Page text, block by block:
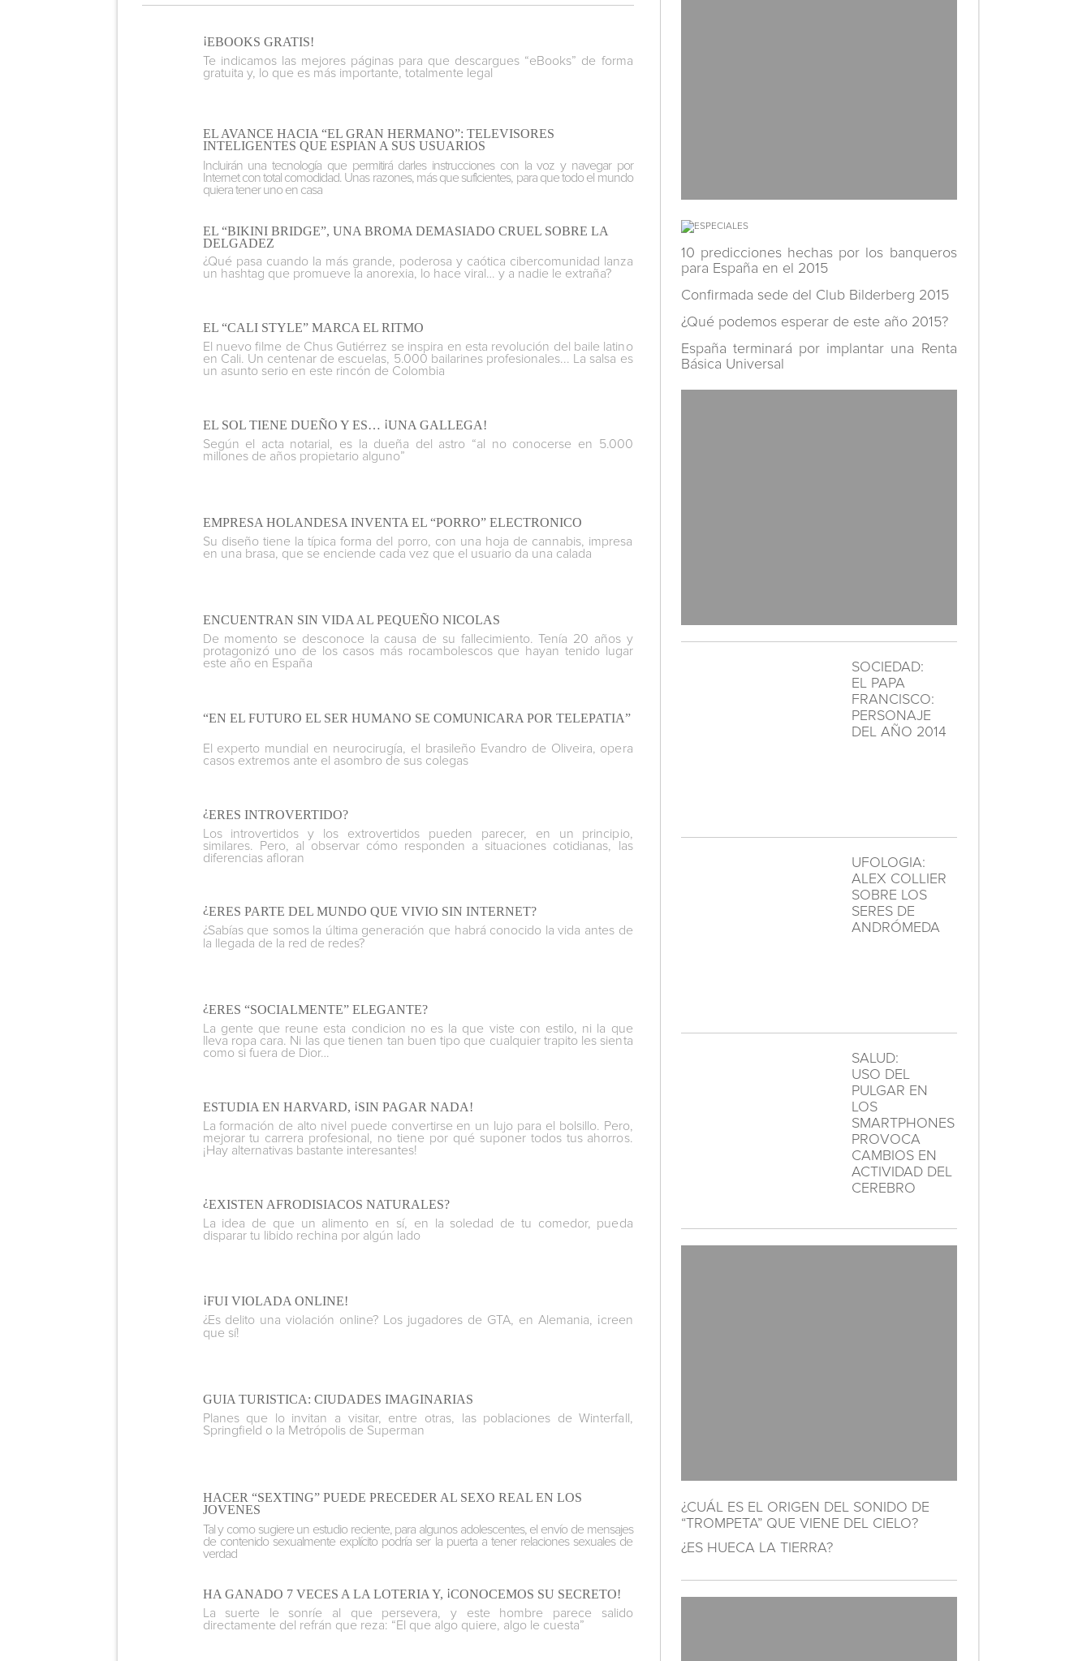
¡EBOOKS GRATIS!
Te indicamos las mejores páginas para que descargues “eBooks” de forma
gratuita y, lo que es más importante, totalmente legal
EL AVANCE HACIA “EL GRAN HERMANO”: TELEVISORES
INTELIGENTES QUE ESPIAN A SUS USUARIOS
Incluirán una tecnología que permitirá darles instrucciones con la voz y navegar por
Internet con total comodidad. Unas razones, más que suficientes, para que todo el mundo
quiera tener uno en casa
EL “BIKINI BRIDGE”, UNA BROMA DEMASIADO CRUEL SOBRE LA
DELGADEZ
¿Qué pasa cuando la más grande, poderosa y caótica cibercomunidad lanza
un hashtag que promueve la anorexia, lo hace viral… y a nadie le extraña?
EL “CALI STYLE” MARCA EL RITMO
El nuevo filme de Chus Gutiérrez se inspira en esta revolución del baile latino
en Cali. Un centenar de escuelas, 5.000 bailarines profesionales... La salsa es
un asunto serio en este rincón de Colombia
EL SOL TIENE DUEÑO Y ES… ¡UNA GALLEGA!
Según el acta notarial, es la dueña del astro “al no conocerse en 5.000
millones de años propietario alguno”
EMPRESA HOLANDESA INVENTA EL “PORRO” ELECTRONICO
Su diseño tiene la típica forma del porro, con una hoja de cannabis, impresa
en una brasa, que se enciende cada vez que el usuario da una calada
ENCUENTRAN SIN VIDA AL PEQUEÑO NICOLAS
De momento se desconoce la causa de su fallecimiento. Tenía 20 años y
protagonizó uno de los casos más rocambolescos que hayan tenido lugar
este año en España
“EN EL FUTURO EL SER HUMANO SE COMUNICARA POR TELEPATIA”
El experto mundial en neurocirugía, el brasileño Evandro de Oliveira, opera
casos extremos ante el asombro de sus colegas
¿ERES INTROVERTIDO?
Los introvertidos y los extrovertidos pueden parecer, en un principio,
similares. Pero, al observar cómo responden a situaciones cotidianas, las
diferencias afloran
¿ERES PARTE DEL MUNDO QUE VIVIO SIN INTERNET?
¿Sabías que somos la última generación que habrá conocido la vida antes de
la llegada de la red de redes?
¿ERES “SOCIALMENTE” ELEGANTE?
La gente que reune esta condicion no es la que viste con estilo, ni la que
lleva ropa cara. Ni las que tienen tan buen tipo que cualquier trapito les sienta
como si fuera de Dior…
ESTUDIA EN HARVARD, ¡SIN PAGAR NADA!
La formación de alto nivel puede convertirse en un lujo para el bolsillo. Pero,
mejorar tu carrera profesional, no tiene por qué suponer todos tus ahorros.
¡Hay alternativas bastante interesantes!
¿EXISTEN AFRODISIACOS NATURALES?
La idea de que un alimento en sí, en la soledad de tu comedor, pueda
disparar tu libido rechina por algún lado
¡FUI VIOLADA ONLINE!
¿Es delito una violación online? Los jugadores de GTA, en Alemania, ¡creen
que sí!
GUIA TURISTICA: CIUDADES IMAGINARIAS
Planes que lo invitan a visitar, entre otras, las poblaciones de Winterfall,
Springfield o la Metrópolis de Superman
HACER “SEXTING” PUEDE PRECEDER AL SEXO REAL EN LOS
JOVENES
Tal y como sugiere un estudio reciente, para algunos adolescentes, el envío de mensajes
de contenido sexualmente explícito podría ser la puerta a tener relaciones sexuales de
verdad
HA GANADO 7 VECES A LA LOTERIA Y, ¡CONOCEMOS SU SECRETO!
La suerte le sonríe al que persevera, y este hombre parece salido
directamente del refrán que reza: “El que algo quiere, algo le cuesta”
10 predicciones hechas por los banqueros
para España en el 2015
Confirmada sede del Club Bilderberg 2015
¿Qué podemos esperar de este año 2015?
España terminará por implantar una Renta
Básica Universal
SOCIEDAD:
EL PAPA
FRANCISCO:
PERSONAJE
DEL AÑO 2014
UFOLOGIA:
ALEX COLLIER
SOBRE LOS
SERES DE
ANDRÓMEDA
SALUD:
USO DEL
PULGAR EN
LOS
SMARTPHONES
PROVOCA
CAMBIOS EN
ACTIVIDAD DEL
CEREBRO
¿CUÁL ES EL ORIGEN DEL SONIDO DE
“TROMPETA” QUE VIENE DEL CIELO?
¿ES HUECA LA TIERRA?